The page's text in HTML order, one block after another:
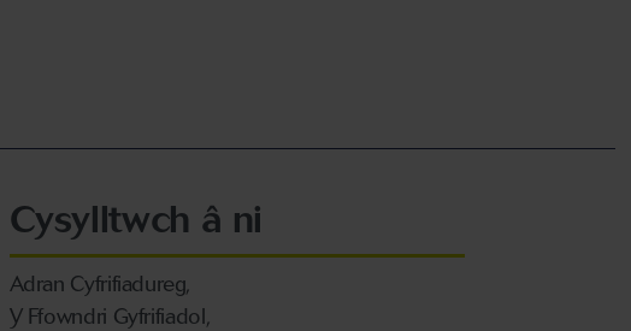
Cysylltwch â ni
Adran Cyfrifiadureg,
Y Ffowndri Gyfrifiadol,